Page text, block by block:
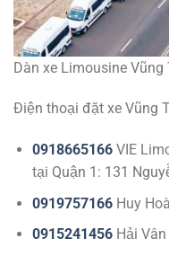
Dàn xe Limousine Vũng
Điện thoại đặt xe Vũng
0918665166VIE
tại Quận 1: 131
0919757166Huy
0915241456Hải Vân